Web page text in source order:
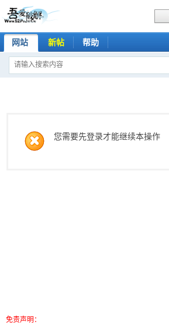
网站 新帖 帮助
您需要先登录才能继续本操作
免责声明：